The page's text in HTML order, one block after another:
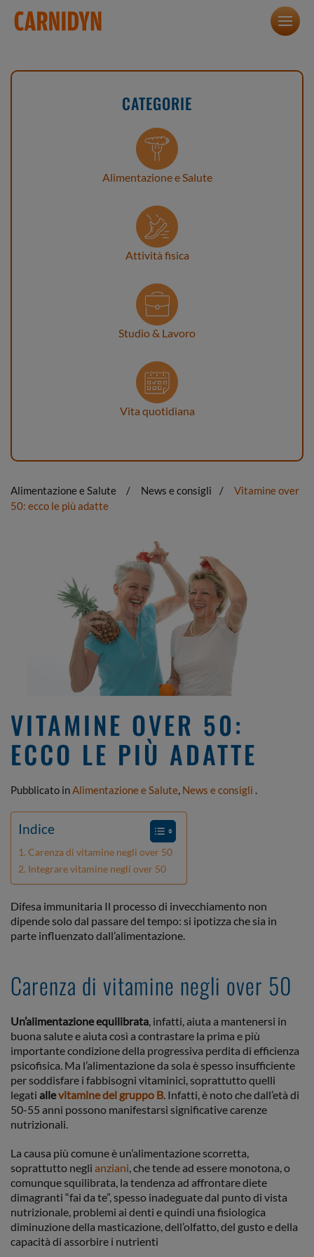
CATEGORIE
Alimentazione e Salute
Attività fisica
Studio & Lavoro
Vita quotidiana
Alimentazione e Salute News e consigli
Vitamine over
50: ecco le più adatte
VITAMINE OVER 50:
ECCO LE PIÙ ADATTE
Pubblicato inAlimentazione e Salute, News e consigli .
Indice
Carenza di vitamine negli over 50
Integrare vitamine negli over 50
Difesa immunitaria Il processo di invecchiamento non
dipende solo dal passare del tempo: si ipotizza che sia in
parte influenzato dall’alimentazione.
Carenza di vitamine negli over 50
Un’alimentazione equilibrata, infatti, aiuta a mantenersi in
buona salute e aiuta così a contrastare la prima e più
importante condizione della progressiva perdita di efficienza
psicofisica. Ma l’alimentazione da sola è spesso insufficiente
per soddisfare i fabbisogni vitaminici, soprattutto quelli
legati allevitamine del gruppo B. Infatti, è noto che dall’età di
50-55 anni possono manifestarsi significative carenze
nutrizionali.
La causa più comune è un’alimentazione scorretta,
soprattutto negli anziani, che tende ad essere monotona, o
comunque squilibrata, la tendenza ad affrontare diete
dimagranti “fai da te”, spesso inadeguate dal punto di vista
nutrizionale, problemi ai denti e quindi una fisiologica
diminuzione della masticazione, dell’olfatto, del gusto e della
capacità di assorbire i nutrienti